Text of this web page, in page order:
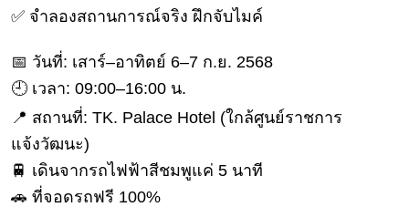
ผู้
ผู้ชาย
ท่อง
เที่ยว
สูตร
✅ จำลองสถานการณ์จริง ฝึกจับไมค์
📅 วันที่: เสาร์–อาทิตย์ 6–7 ก.ย. 2568
🕘 เวลา: 09:00–16:00 น.
📍 สถานที่: TK. Palace Hotel (ใกล้ศูนย์ราชการ
แจ้งวัฒนะ)
🚆 เดินจากรถไฟฟ้าสีชมพูแค่ 5 นาที
🚗 ที่จอดรถฟรี 100%